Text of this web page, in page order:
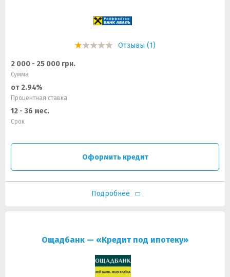
Отзывы (1)
2 000 - 25 000 грн.
Сумма
от 2.94%
Процентная ставка
12 - 36 мес.
Срок
Оформить кредит
Подробнее
Ощадбанк — «Кредит под ипотеку»